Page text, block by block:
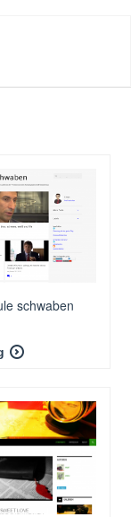
schwaben